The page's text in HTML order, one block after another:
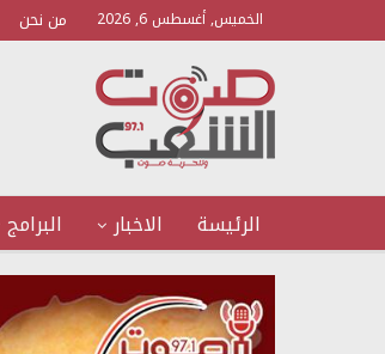
الخميس, أغسطس 6, 2026 من نحن
الرئيسة الاخبار البرامج